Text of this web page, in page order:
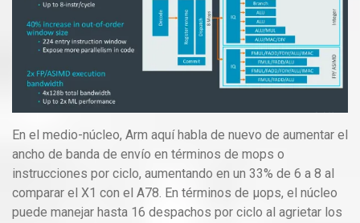
En el medio-núcleo, Arm aquí habla de nuevo de aumentar el
ancho de banda de envío en términos de mops o
instrucciones por ciclo, aumentando en un 33% de 6 a 8 al
comparar el X1 con el A78. En términos de μops, el núcleo
puede manejar hasta 16 despachos por ciclo al agrietar los